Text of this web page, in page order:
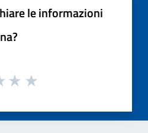
le informazioni